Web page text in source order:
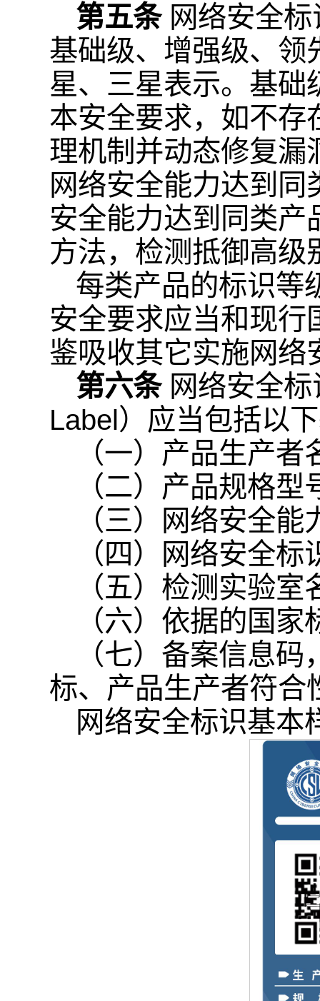
第五条 网络安全
基础级、增强级、领
星、三星表示。基础
本安全要求，如不存
理机制并动态修复漏
网络安全能力达到
安全能力达到同类产
方法，检测抵御高级
每类产品的标识等
安全要求应当和现行
鉴吸收其它实施网络
第六条 网络安全
Label）应当包括以
（一）产品生产者
（二）产品规格型
（三）网络安全能
（四）网络安全
（五）检测实验室
（六）依据的国
（七）备案信息
标、产品生产者符合
网络安全标识基本